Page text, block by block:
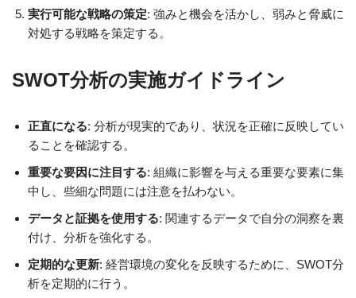
実行可能な戦略の策定: 強みと機会を活かし、弱みと脅威に
対処する戦略を策定する。
SWOT分析の実施ガイドライン
正直になる: 分析が現実的であり、状況を正確に反映してい
ることを確認する。
重要な要因に注目する: 組織に影響を与える重要な要素に集
中し、些細な問題には注意を払わない。
データと証拠を使用する: 関連するデータで自分の洞察を裏
付け、分析を強化する。
定期的な更新: 経営環境の変化を反映するために、SWOT分
析を定期的に行う。